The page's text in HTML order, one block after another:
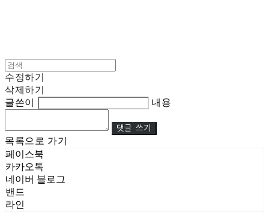
수정하기
삭제하기
글쓴이
내용
댓글 쓰기
목록으로 가기
페이스북
카카오톡
네이버 블로그
밴드
라인